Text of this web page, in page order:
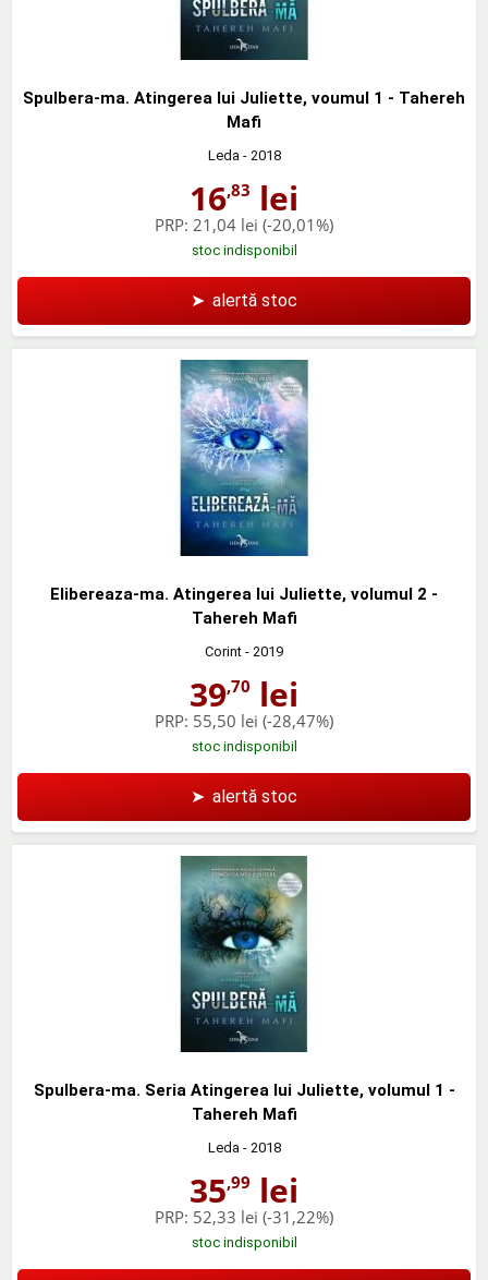
Spulbera-ma. Atingerea lui Juliette, voumul 1 - Tahereh
Mafi
Leda - 2018
16,83 lei
PRP: 21,04 lei (-20,01%)
stoc indisponibil
➤ alertă stoc
Elibereaza-ma. Atingerea lui Juliette, volumul 2 -
Tahereh Mafi
Corint - 2019
39,70 lei
PRP: 55,50 lei (-28,47%)
stoc indisponibil
➤ alertă stoc
Spulbera-ma. Seria Atingerea lui Juliette, volumul 1 -
Tahereh Mafi
Leda - 2018
35,99 lei
PRP: 52,33 lei (-31,22%)
stoc indisponibil